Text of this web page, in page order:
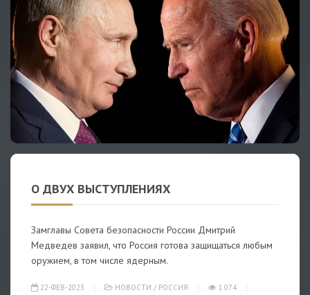
О ДВУХ ВЫСТУПЛЕНИЯХ
Замглавы Совета безопасности России Дмитрий
Медведев заявил, что Россия готова защищаться любым
оружием, в том числе ядерным.
22-ФЕВ-2023 НОВОСТИ / РОССИЯ 1 074